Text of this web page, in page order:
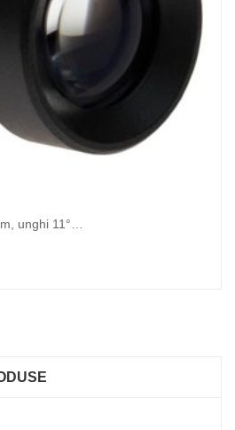
unghi 11°…